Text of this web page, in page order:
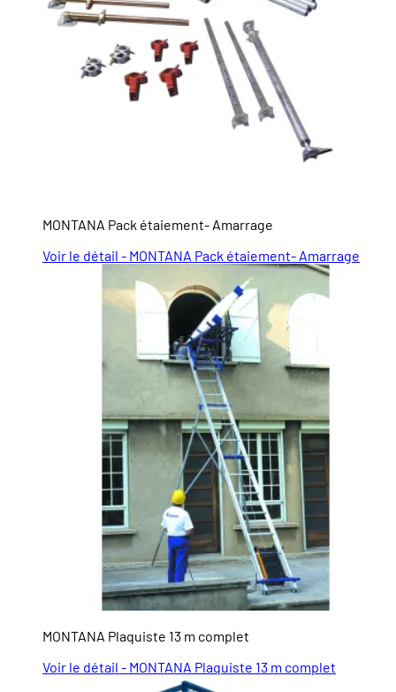
MONTANA Pack étaiement- Amarrage
Voir le détail - MONTANA Pack étaiement- Amarrage
MONTANA Plaquiste 13 m complet
Voir le détail - MONTANA Plaquiste 13 m complet